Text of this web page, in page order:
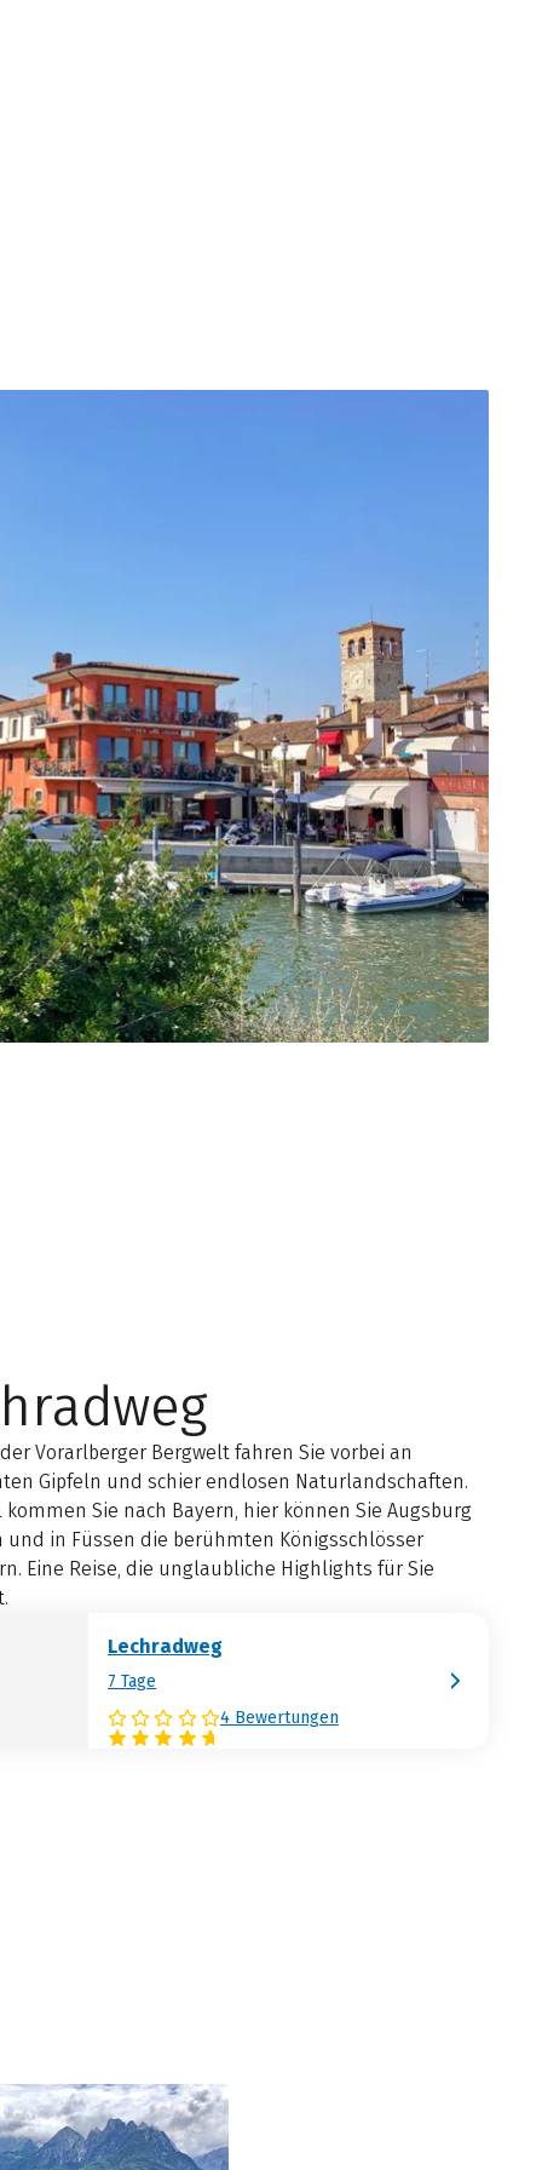
Vorarlberger Bergwelt fahren Sie vorbei an
Gipfeln und schier endlosen Naturlandschaften.
kommen Sie nach Bayern, hier können Sie Augsburg
und in Füssen die berühmten Königsschlösser
Eine Reise, die unglaubliche Highlights für Sie
Lechradweg
7 Tage
4 Bewertungen